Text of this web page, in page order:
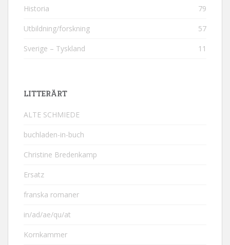
Historia 79
Utbildning/forskning 57
Sverige – Tyskland 11
LITTERÄRT
ALTE SCHMIEDE
buchladen-in-buch
Christine Bredenkamp
Ersatz
franska romaner
in/ad/ae/qu/at
Kornkammer